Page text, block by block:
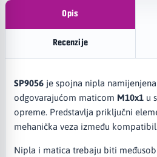
Opis
Recenzije
SP9056je spojna nipla
odgovarajućom maticom M10x1u
opreme. Predstavlja priključni
mehanička veza između
Nipla i matica trebaju biti